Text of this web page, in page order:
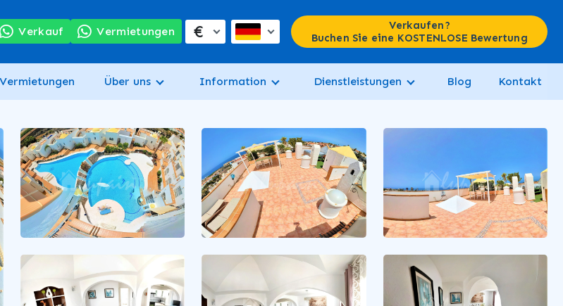
Verkauf Vermietungen €
Verkaufen?
Buchen Sie eine KOSTENLOSE Bewertung
Vermietungen Über uns Information Dienstleistungen Blog Kontakt